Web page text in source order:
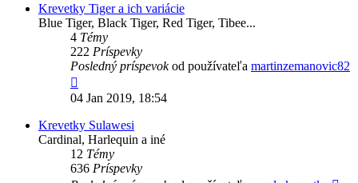
Krevetky Tiger a ich variácie
Blue Tiger, Black Tiger, Red Tiger, Tibee...
4 Témy
222 Príspevky
Posledný príspevokod používateľa martinzemanovic82
posledný
04 Jan 2019, 18:54
Krevetky Sulawesi
Cardinal, Harlequin a iné
12 Témy
636 Príspevky